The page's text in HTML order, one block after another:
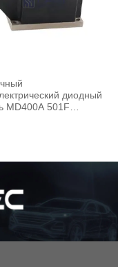
диодный
MD400A 501F